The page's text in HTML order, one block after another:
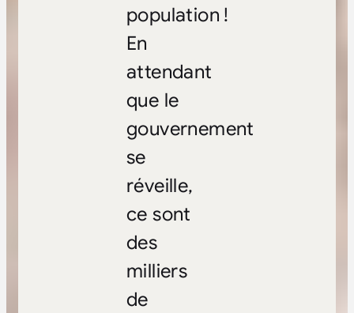
population !
En
attendant
que le
gouvernement
se
réveille,
ce sont
des
milliers
de